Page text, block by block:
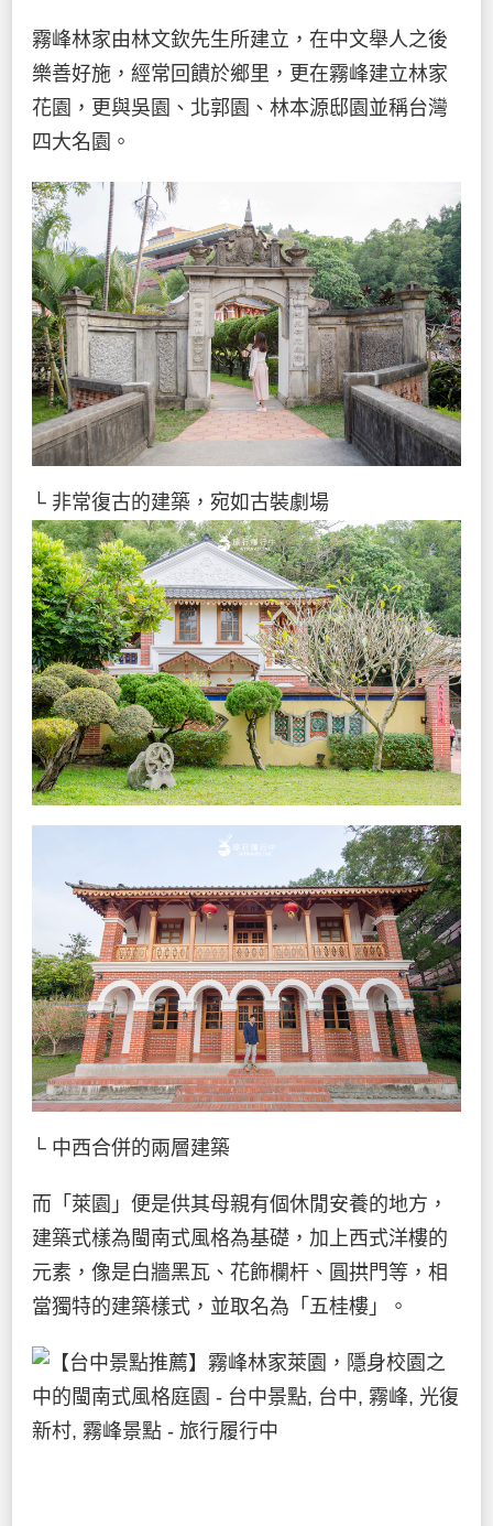
霧峰林家由林文欽先生所建立，在中文舉人之後
樂善好施，經常回饋於鄉里，更在霧峰建立林家
花園，更與吳園、北郭園、林本源邸園並稱台灣
四大名園。
└ 非常復古的建築，宛如古裝劇場
└ 中西合併的兩層建築
而「萊園」便是供其母親有個休閒安養的地方，
建築式樣為閩南式風格為基礎，加上西式洋樓的
元素，像是白牆黑瓦、花飾欄杆、圓拱門等，相
當獨特的建築樣式，並取名為「五桂樓」。